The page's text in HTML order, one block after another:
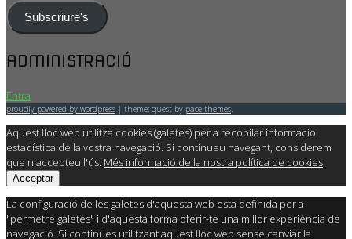
Subscriure's
ADMINISTRACIÓ
Entra
proudly powered by wordpress | theme: quest by pace themes.
Aquest lloc web utilitza cookies (galetes) per a recopilar informació
estadística de la vostra navegació. Si continueu navegant, considerem
que n'accepteu l'ús. Més informació de la nostra política de cookies
Acceptar
La configuració de les galetes d'aquesta web esta definida per a
"permetre galetes" i d'aquesta forma oferir-te una millor experiència de
navegació. Si continues utilitzant aquest lloc web sense canviar la